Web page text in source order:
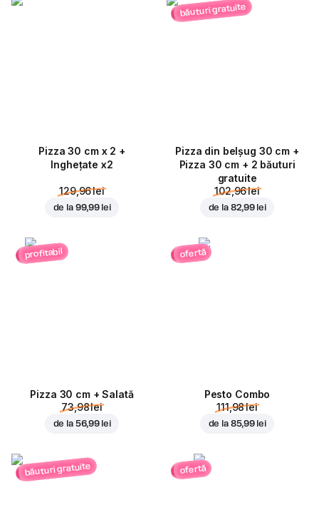
Pizza 30 cm x 2 +
Inghețate x2
129,96 lei
de la 99,99 lei
băuturi gratuite
Pizza din belșug 30 cm +
Pizza 30 cm + 2 băuturi
gratuite
102,96 lei
de la 82,99 lei
profitabil
Pizza 30 cm + Salată
73,98 lei
de la 56,99 lei
ofertă
Pesto Combo
111,98 lei
de la 85,99 lei
băuturi gratuite ofertă